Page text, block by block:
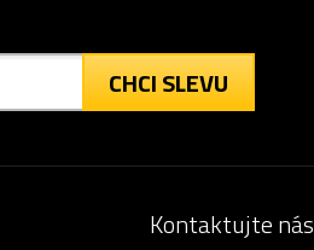
CHCI SLEVU
Kontaktujte nás